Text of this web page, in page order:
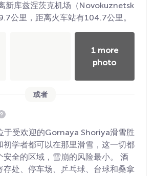
新库兹涅茨克机场（Novokuznetsk
公里，距离火车站有104.7公里。
1 more
photo
或者
受欢迎的Gornaya Shoriya滑雪胜
初学者都可以在那里滑雪，这一切都
安全的区域，雪崩的风险最小。 酒
存处、停车场、乒乓球、台球和桑拿